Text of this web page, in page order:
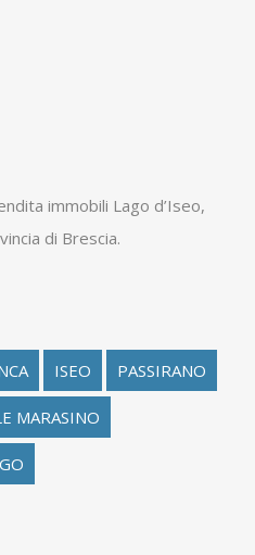
immobili Lago d’Iseo,
di Brescia.
ISEO PASSIRANO
MARASINO